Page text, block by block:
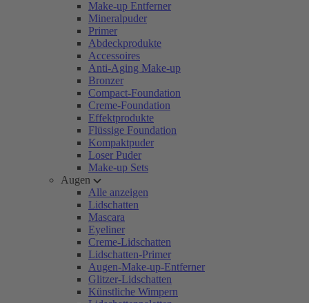
Make-up Entferner
Mineralpuder
Primer
Abdeckprodukte
Accessoires
Anti-Aging Make-up
Bronzer
Compact-Foundation
Creme-Foundation
Effektprodukte
Flüssige Foundation
Kompaktpuder
Loser Puder
Make-up Sets
Augen
Alle anzeigen
Lidschatten
Mascara
Eyeliner
Creme-Lidschatten
Lidschatten-Primer
Augen-Make-up-Entferner
Glitzer-Lidschatten
Künstliche Wimpern